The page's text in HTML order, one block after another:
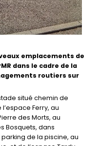
emplacements de
dans le cadre de la
routiers sur
situé chemin de
Ferry, au
des Morts, au
Bosquets, dans
de la piscine, au